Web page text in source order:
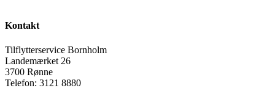
Kontakt
Tilflytterservice Bornholm
Landemærket 26
3700 Rønne
Telefon: 3121 8880